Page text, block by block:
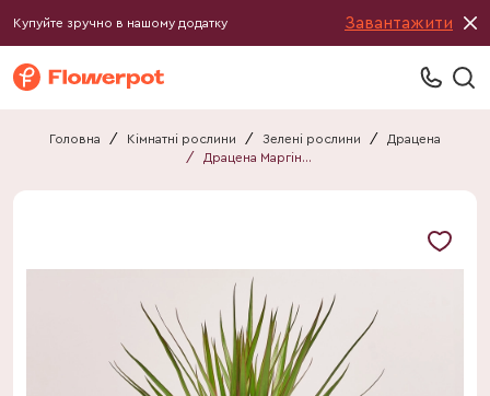
Купуйте зручно в нашому додатку Завантажити
Головна / Кімнатні рослини / Зелені рослини /
Драцена
/
Драцена Маргіната 1ст.